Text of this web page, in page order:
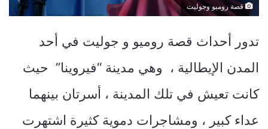
قصة روميو وجوليت
تدور أحداث قصة روميو و جوليت في أحد
المدن الإيطالية ، وهي مدينة “فيروينا” حيث
كانت تعيش في تلك المدينة ، أسرتان بينهما
عداء كبير ، ومشاجرات دموية كثيرة اشتهرت